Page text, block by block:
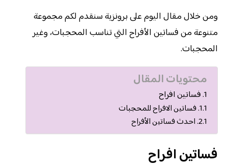
ومن خلال مقال اليوم على برونزية سنقدم لكم مجموعة
متنوعة من فساتين الأفراح التي تناسب المحجبات، وغير
المحجبات.
محتويات المقال
فساتين افراح
فساتين الافراح للمحجبات
احدث فساتين الأفراح
فساتين افراح